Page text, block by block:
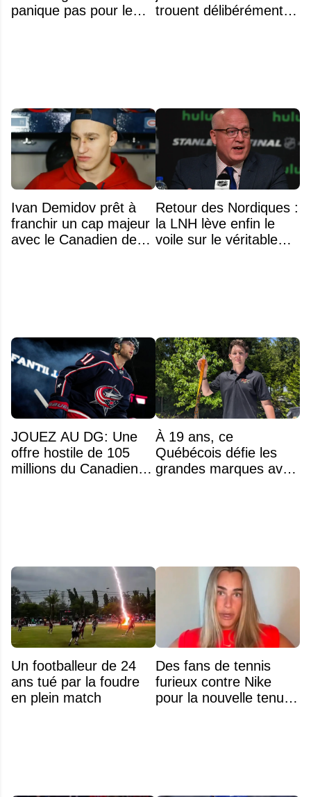
panique pas pour le
trouent délibérément
Ivan Demidov prêt à
franchir un cap majeur
avec le Canadien de
Retour des Nordiques :
la LNH lève enfin le
voile sur le véritable
JOUEZ AU DG: Une
offre hostile de 105
millions du Canadien
À 19 ans, ce
Québécois défie les
grandes marques avec
Un footballeur de 24
ans tué par la foudre
en plein match
Des fans de tennis
furieux contre Nike
pour la nouvelle tenue